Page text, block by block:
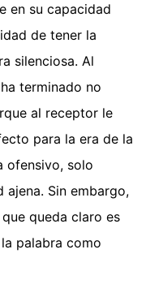
en su capacidad
de tener la
silenciosa. Al
terminado no
al receptor le
para la era de la
ofensivo, solo
ajena. Sin embargo,
queda claro es
palabra como